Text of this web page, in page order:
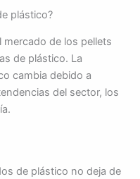
plástico?
de los pellets
de plástico. La
cambia debido a
del sector, los
de plástico no deja de